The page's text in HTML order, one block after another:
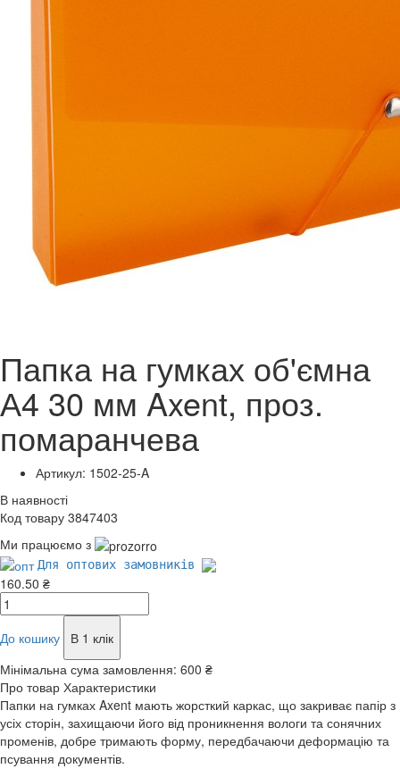
Папка на гумках об'ємна
А4 30 мм Axent, проз.
помаранчева
Артикул: 1502-25-A
В наявності
Код товару 3847403
Ми працюємо з
Для оптових замовників
160.50 ₴
До кошику
В 1 клік
Мінімальна сума замовлення: 600 ₴
Про товар Характеристики
Папки на гумках Axent мають жорсткий каркас, що закриває папір з
усіх сторін, захищаючи його від проникнення вологи та сонячних
променів, добре тримають форму, передбачаючи деформацію та
псування документів.